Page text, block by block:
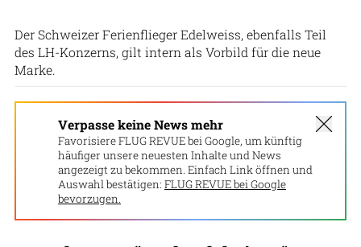
Der Schweizer Ferienflieger Edelweiss, ebenfalls Teil
des LH-Konzerns, gilt intern als Vorbild für die neue
Marke.
Verpasse keine News mehr
Favorisiere FLUG REVUE bei Google, um künftig
häufiger unsere neuesten Inhalte und News
angezeigt zu bekommen. Einfach Link öffnen und
Auswahl bestätigen: FLUG REVUE bei Google
bevorzugen.